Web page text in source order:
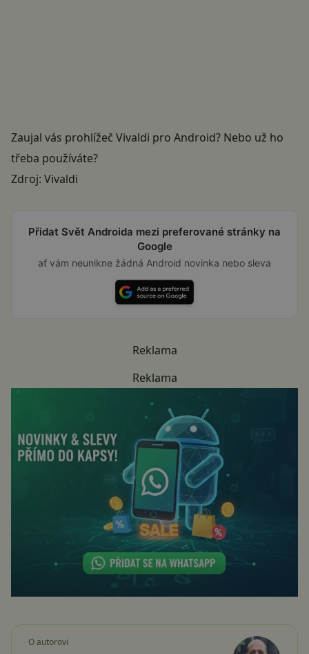
Zaujal vás prohlížeč Vivaldi pro Android? Nebo už ho
třeba používáte?
Zdroj: Vivaldi
Přidat Svět Androida mezi preferované stránky na
Google
ať vám neunikne žádná Android novinka nebo sleva
Reklama
Reklama
O autorovi